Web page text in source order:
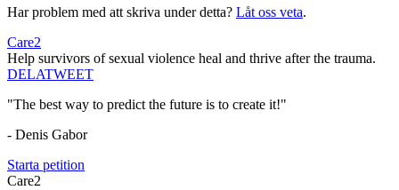
Har problem med att skriva under detta? Låt oss veta.
Care2
Help survivors of sexual violence heal and thrive after the trauma.
DELATWEET
"The best way to predict the future is to create it!"
- Denis Gabor
Starta petition
Care2